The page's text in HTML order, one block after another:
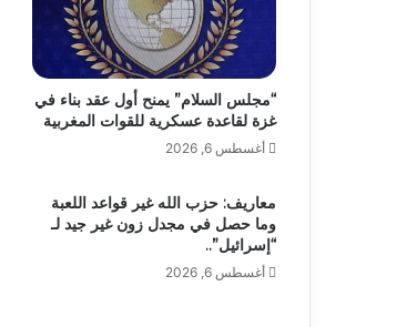
“مجلس السلام” يمنح أول عقد بناء في
غزة لقاعدة عسكرية للقوات المغربية
أغسطس 6, 2026
معاريف: حزب الله غير قواعد اللعبة
وما حصل في مجدل زون غير جيد لـ
“إسرائيل”..
أغسطس 6, 2026